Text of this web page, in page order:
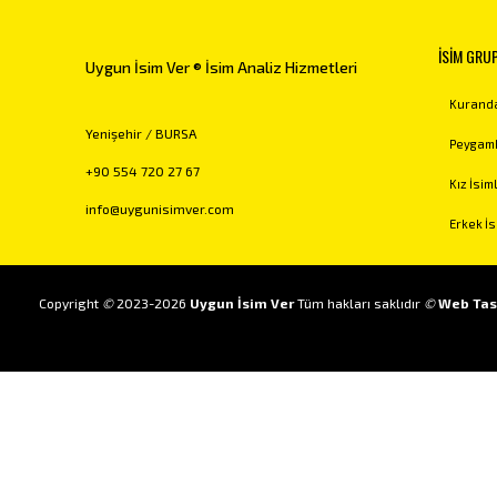
Uygun İsim Ver ® İsim Analiz Hizmetleri
Yenişehir / BURSA
+90 554 720 27 67
info@uygunisimver.com
İSİM
Kız
Erkek
Copyright ©2023-2026 Uygun İsim VerTüm hakları saklıdır © Web